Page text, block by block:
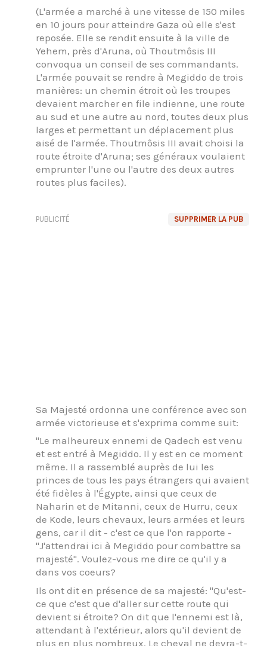
(L'armée a marché à une vitesse de 150 miles
en 10 jours pour atteindre Gaza où elle s'est
reposée. Elle se rendit ensuite à la ville de
Yehem, près d'Aruna, où Thoutmôsis III
convoqua un conseil de ses commandants.
L'armée pouvait se rendre à Megiddo de trois
manières: un chemin étroit où les troupes
devaient marcher en file indienne, une route
au sud et une autre au nord, toutes deux plus
larges et permettant un déplacement plus
aisé de l'armée. Thoutmôsis III avait choisi la
route étroite d'Aruna; ses généraux voulaient
emprunter l'une ou l'autre des deux autres
routes plus faciles).
SUPPRIMER LA PUB
PUBLICITÉ
Sa Majesté ordonna une conférence avec son
armée victorieuse et s'exprima comme suit:
"Le malheureux ennemi de Qadech est venu
et est entré à Megiddo. Il y est en ce moment
même. Il a rassemblé auprès de lui les
princes de tous les pays étrangers qui avaient
été fidèles à l'Égypte, ainsi que ceux de
Naharin et de Mitanni, ceux de Hurru, ceux
de Kode, leurs chevaux, leurs armées et leurs
gens, car il dit - c'est ce que l'on rapporte -
"J'attendrai ici à Megiddo pour combattre sa
majesté". Voulez-vous me dire ce qu'il y a
dans vos coeurs?
Ils ont dit en présence de sa majesté: "Qu'est-
ce que c'est que d'aller sur cette route qui
devient si étroite? On dit que l'ennemi est là,
attendant à l'extérieur, alors qu'il devient de
plus en plus nombreux. Le cheval ne devra-t-